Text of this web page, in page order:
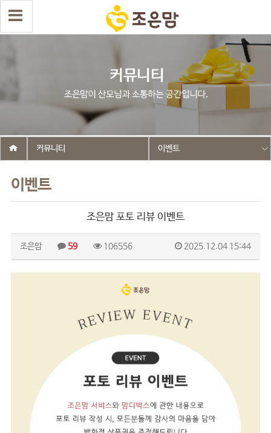
이벤트
커뮤니티 이벤트
조은맘 포토 리뷰 이벤트
조은맘 59 106556 2025.12.04 15:44